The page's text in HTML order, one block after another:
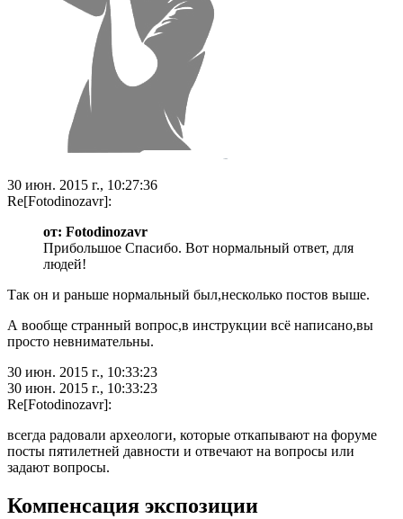
30 июн. 2015 г., 10:27:36
Re[Fotodinozavr]:
от: Fotodinozavr
Прибольшое Спасибо. Вот нормальный ответ, для
людей!
Так он и раньше нормальный был,несколько постов выше.
А вообще странный вопрос,в инструкции всё написано,вы
просто невнимательны.
30 июн. 2015 г., 10:33:23
30 июн. 2015 г., 10:33:23
Re[Fotodinozavr]:
всегда радовали археологи, которые откапывают на форуме
посты пятилетней давности и отвечают на вопросы или
задают вопросы.
Компенсация экспозиции